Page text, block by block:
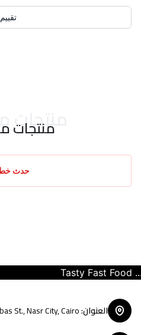
تقييم
منتجات
منتجات
حدث
Tasty Fast Food ...
العنوان:
St., Nasr City, Cairo